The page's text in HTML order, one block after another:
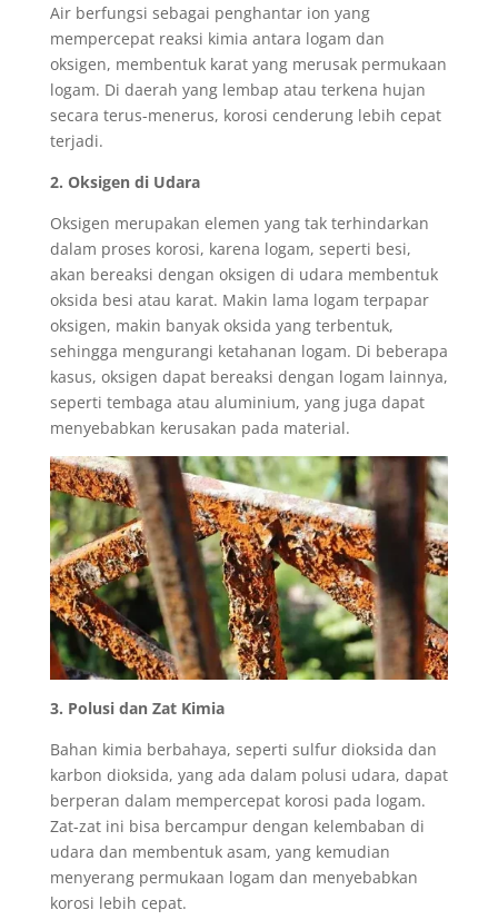
Air berfungsi sebagai penghantar ion yang
mempercepat reaksi kimia antara logam dan
oksigen, membentuk karat yang merusak permukaan
logam. Di daerah yang lembap atau terkena hujan
secara terus-menerus, korosi cenderung lebih cepat
terjadi.
2. Oksigen di Udara
Oksigen merupakan elemen yang tak terhindarkan
dalam proses korosi, karena logam, seperti besi,
akan bereaksi dengan oksigen di udara membentuk
oksida besi atau karat. Makin lama logam terpapar
oksigen, makin banyak oksida yang terbentuk,
sehingga mengurangi ketahanan logam. Di beberapa
kasus, oksigen dapat bereaksi dengan logam lainnya,
seperti tembaga atau aluminium, yang juga dapat
menyebabkan kerusakan pada material.
3. Polusi dan Zat Kimia
Bahan kimia berbahaya, seperti sulfur dioksida dan
karbon dioksida, yang ada dalam polusi udara, dapat
berperan dalam mempercepat korosi pada logam.
Zat-zat ini bisa bercampur dengan kelembaban di
udara dan membentuk asam, yang kemudian
menyerang permukaan logam dan menyebabkan
korosi lebih cepat.